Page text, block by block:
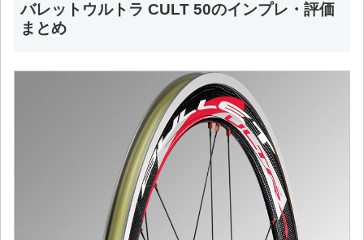
バレットウルトラ CULT 50のインプレ・評価
まとめ